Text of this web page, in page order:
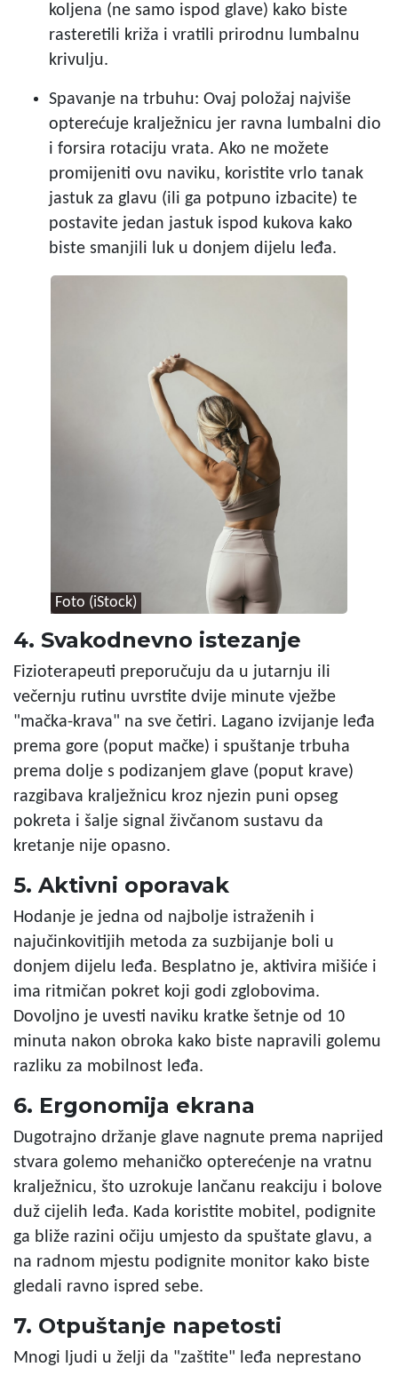
koljena (ne samo ispod glave) kako biste
rasteretili križa i vratili prirodnu lumbalnu
krivulju.
Spavanje na trbuhu: Ovaj položaj najviše
opterećuje kralježnicu jer ravna lumbalni dio
i forsira rotaciju vrata. Ako ne možete
promijeniti ovu naviku, koristite vrlo tanak
jastuk za glavu (ili ga potpuno izbacite) te
postavite jedan jastuk ispod kukova kako
biste smanjili luk u donjem dijelu leđa.
Foto (iStock)
4. Svakodnevno istezanje
Fizioterapeuti preporučuju da u jutarnju ili
večernju rutinu uvrstite dvije minute vježbe
"mačka-krava" na sve četiri. Lagano izvijanje leđa
prema gore (poput mačke) i spuštanje trbuha
prema dolje s podizanjem glave (poput krave)
razgibava kralježnicu kroz njezin puni opseg
pokreta i šalje signal živčanom sustavu da
kretanje nije opasno.
5. Aktivni oporavak
Hodanje je jedna od najbolje istraženih i
najučinkovitijih metoda za suzbijanje boli u
donjem dijelu leđa. Besplatno je, aktivira mišiće i
ima ritmičan pokret koji godi zglobovima.
Dovoljno je uvesti naviku kratke šetnje od 10
minuta nakon obroka kako biste napravili golemu
razliku za mobilnost leđa.
6. Ergonomija ekrana
Dugotrajno držanje glave nagnute prema naprijed
stvara golemo mehaničko opterećenje na vratnu
kralježnicu, što uzrokuje lančanu reakciju i bolove
duž cijelih leđa. Kada koristite mobitel, podignite
ga bliže razini očiju umjesto da spuštate glavu, a
na radnom mjestu podignite monitor kako biste
gledali ravno ispred sebe.
7. Otpuštanje napetosti
Mnogi ljudi u želji da "zaštite" leđa neprestano